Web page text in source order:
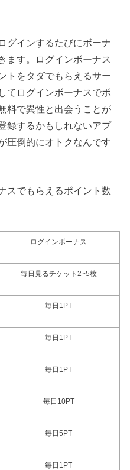
グインするたびにボーナ
ます。ログインボーナス
トをタダでもらえるサー
てログインボーナスでポ
料で異性と出会うことが
録するかもしれないアプ
圧倒的にオトクなんです
スでもらえるポイント数
ログインボーナス
毎日見るチケット2~5枚
毎日1PT
毎日1PT
毎日1PT
毎日10PT
毎日5PT
毎日1PT